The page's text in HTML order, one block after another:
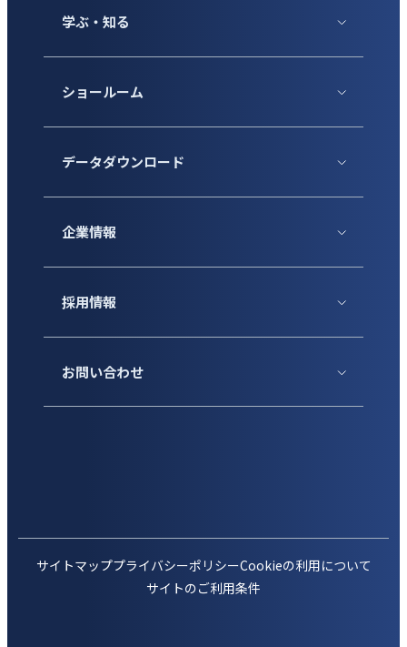
学ぶ・知る
ショールーム
データダウンロード
企業情報
採用情報
お問い合わせ
サイトマッププライバシーポリシーCookieの利用について
サイトのご利用条件